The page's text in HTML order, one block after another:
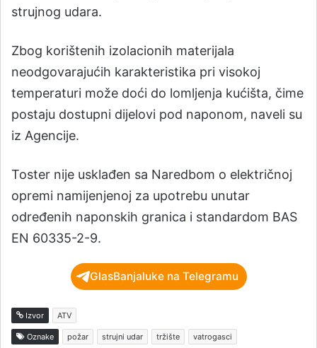
strujnog udara.
Zbog korištenih izolacionih materijala
neodgovarajućih karakteristika pri visokoj
temperaturi može doći do lomljenja kućišta, čime
postaju dostupni dijelovi pod naponom, naveli su
iz Agencije.
Toster nije usklađen sa Naredbom o električnoj
opremi namijenjenoj za upotrebu unutar
određenih naponskih granica i standardom BAS
EN 60335-2-9.
GlasBanjaluke na Telegramu
Izvor ATV
Oznake požar strujni udar tržište vatrogasci